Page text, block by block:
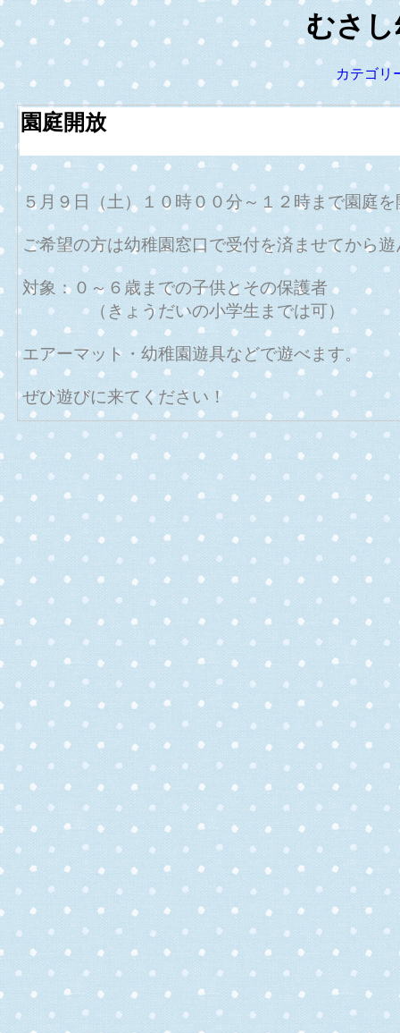
むさ
カテゴリ
園庭開放
５月９日（土）１０時００分～１２時まで園庭
ご希望の方は幼稚園窓口で受付を済ませてから
対象：０～６歳までの子供とその保護者
（きょうだいの小学生までは可）
エアーマット・幼稚園遊具などで遊べます。
ぜひ遊びに来てください！